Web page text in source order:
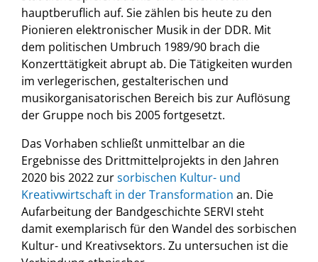
hauptberuflich auf. Sie zählen bis heute zu den
Pionieren elektronischer Musik in der DDR. Mit
dem politischen Umbruch 1989/90 brach die
Konzerttätigkeit abrupt ab. Die Tätigkeiten wurden
im verlegerischen, gestalterischen und
musikorganisatorischen Bereich bis zur Auflösung
der Gruppe noch bis 2005 fortgesetzt.
Das Vorhaben schließt unmittelbar an die
Ergebnisse des Drittmittelprojekts in den Jahren
2020 bis 2022 zursorbischen Kultur- und
Kreativwirtschaft in der Transformation an. Die
Aufarbeitung der Bandgeschichte SERVI steht
damit exemplarisch für den Wandel des sorbischen
Kultur- und Kreativsektors. Zu untersuchen ist die